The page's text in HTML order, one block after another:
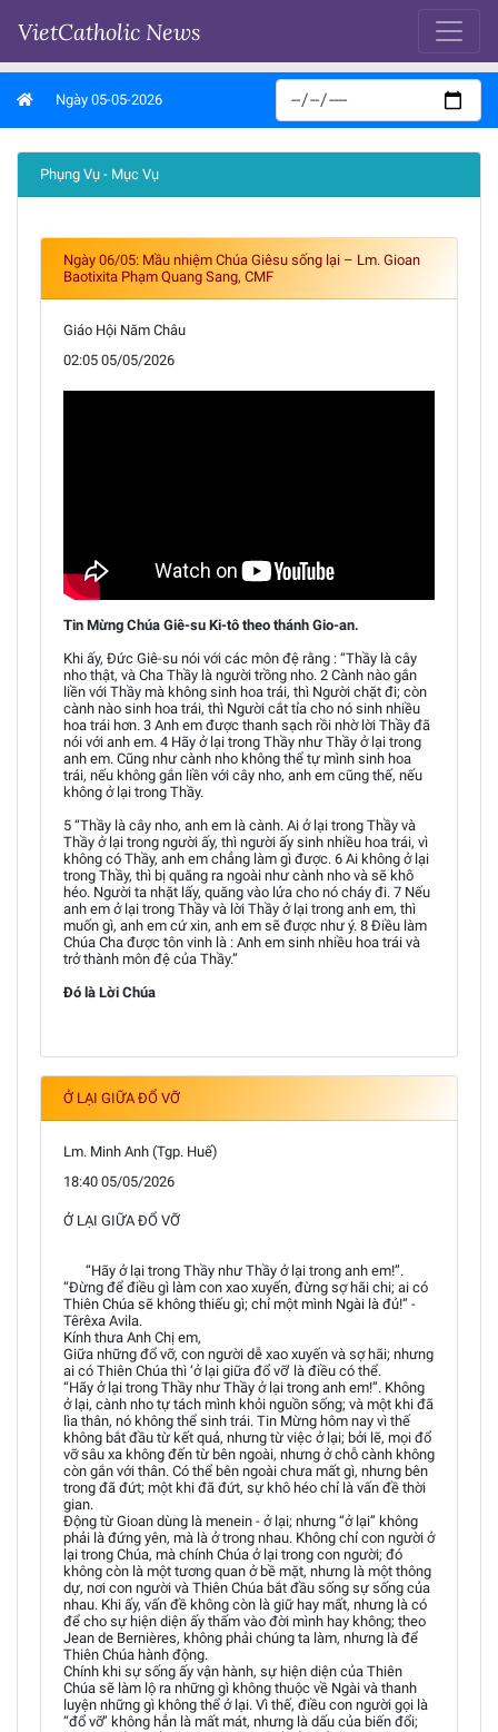
VietCatholic News
Ngày 05-05-2026
Phụng Vụ - Mục Vụ
Ngày 06/05: Mầu nhiệm Chúa Giêsu sống lại – Lm. Gioan
Baotixita Phạm Quang Sang, CMF
Giáo Hội Năm Châu
02:05 05/05/2026
Tin Mừng Chúa Giê-su Ki-tô theo thánh Gio-an.
Khi ấy, Đức Giê-su nói với các môn đệ rằng : “Thầy là cây
nho thật, và Cha Thầy là người trồng nho. 2 Cành nào gắn
liền với Thầy mà không sinh hoa trái, thì Người chặt đi; còn
cành nào sinh hoa trái, thì Người cắt tỉa cho nó sinh nhiều
hoa trái hơn. 3 Anh em được thanh sạch rồi nhờ lời Thầy đã
nói với anh em. 4 Hãy ở lại trong Thầy như Thầy ở lại trong
anh em. Cũng như cành nho không thể tự mình sinh hoa
trái, nếu không gắn liền với cây nho, anh em cũng thế, nếu
không ở lại trong Thầy.
5 “Thầy là cây nho, anh em là cành. Ai ở lại trong Thầy và
Thầy ở lại trong người ấy, thì người ấy sinh nhiều hoa trái, vì
không có Thầy, anh em chẳng làm gì được. 6 Ai không ở lại
trong Thầy, thì bị quăng ra ngoài như cành nho và sẽ khô
héo. Người ta nhặt lấy, quăng vào lửa cho nó cháy đi. 7 Nếu
anh em ở lại trong Thầy và lời Thầy ở lại trong anh em, thì
muốn gì, anh em cứ xin, anh em sẽ được như ý. 8 Điều làm
Chúa Cha được tôn vinh là : Anh em sinh nhiều hoa trái và
trở thành môn đệ của Thầy.”
Đó là Lời Chúa
Ở LẠI GIỮA ĐỔ VỠ
Lm. Minh Anh (Tgp. Huế)
18:40 05/05/2026
Ở LẠI GIỮA ĐỔ VỠ
“Hãy ở lại trong Thầy như Thầy ở lại trong anh em!”.
“Đừng để điều gì làm con xao xuyến, đừng sợ hãi chi; ai có
Thiên Chúa sẽ không thiếu gì; chỉ một mình Ngài là đủ!” -
Têrêxa Avila.
Kính thưa Anh Chị em,
Giữa những đổ vỡ, con người dễ xao xuyến và sợ hãi; nhưng
ai có Thiên Chúa thì ‘ở lại giữa đổ vỡ’ là điều có thể.
“Hãy ở lại trong Thầy như Thầy ở lại trong anh em!”. Không
ở lại, cành nho tự tách mình khỏi nguồn sống; và một khi đã
lìa thân, nó không thể sinh trái. Tin Mừng hôm nay vì thế
không bắt đầu từ kết quả, nhưng từ việc ở lại; bởi lẽ, mọi đổ
vỡ sâu xa không đến từ bên ngoài, nhưng ở chỗ cành không
còn gắn với thân. Có thể bên ngoài chưa mất gì, nhưng bên
trong đã đứt; một khi đã đứt, sự khô héo chỉ là vấn đề thời
gian.
Động từ Gioan dùng là menein - ở lại; nhưng “ở lại” không
phải là đứng yên, mà là ở trong nhau. Không chỉ con người ở
lại trong Chúa, mà chính Chúa ở lại trong con người; đó
không còn là một tương quan ở bề mặt, nhưng là một thông
dự, nơi con người và Thiên Chúa bắt đầu sống sự sống của
nhau. Khi ấy, vấn đề không còn là giữ hay mất, nhưng là có
để cho sự hiện diện ấy thấm vào đời mình hay không; theo
Jean de Bernières, không phải chúng ta làm, nhưng là để
Thiên Chúa hành động.
Chính khi sự sống ấy vận hành, sự hiện diện của Thiên
Chúa sẽ làm lộ ra những gì không thuộc về Ngài và thanh
luyện những gì không thể ở lại. Vì thế, điều con người gọi là
“đổ vỡ” không hẳn là mất mát, nhưng là dấu của biến đổi;